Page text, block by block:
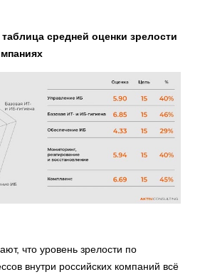
средней оценки зрелости
что уровень зрелости по
внутри российских компаний всё